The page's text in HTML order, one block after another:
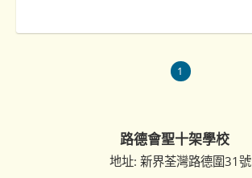
1
路德會聖十架學校
地址: 新界荃灣路德圍31號